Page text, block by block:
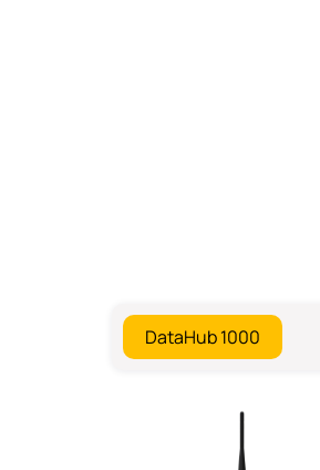
DataHub 1000